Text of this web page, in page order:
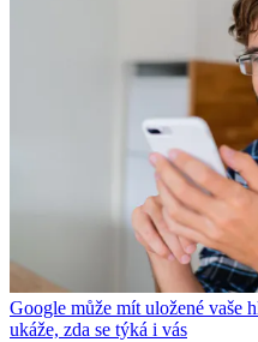
Google může mít uložené vaše
ukáže, zda se týká i vás